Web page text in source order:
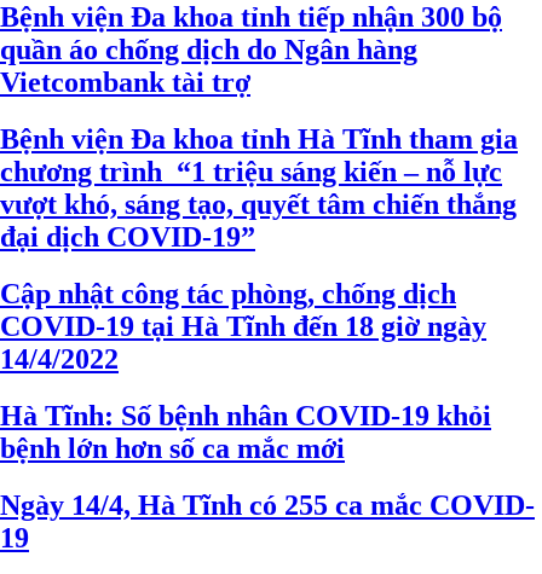
Bệnh viện Đa khoa tỉnh tiếp nhận 300 bộ
quần áo chống dịch do Ngân hàng
Vietcombank tài trợ
Bệnh viện Đa khoa tỉnh Hà Tĩnh tham gia
chương trình “1 triệu sáng kiến – nỗ lực
vượt khó, sáng tạo, quyết tâm chiến thắng
đại dịch COVID-19”
Cập nhật công tác phòng, chống dịch
COVID-19 tại Hà Tĩnh đến 18 giờ ngày
14/4/2022
Hà Tĩnh: Số bệnh nhân COVID-19 khỏi
bệnh lớn hơn số ca mắc mới
Ngày 14/4, Hà Tĩnh có 255 ca mắc COVID-
19